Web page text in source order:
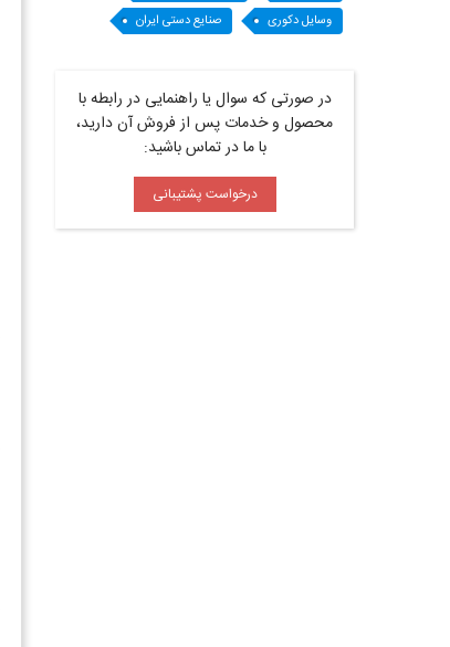
وسایل دکوری
صنایع دستی ایران
در صورتی که سوال یا راهنمایی در رابطه با
محصول و خدمات پس از فروش آن دارید،
با ما در تماس باشید:
درخواست پشتیبانی